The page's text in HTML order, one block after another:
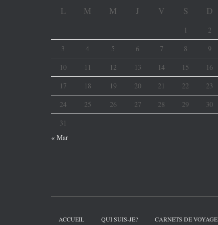
L M M J V S D
1
2
3
4 5 6 7 8
9
10
11 12 13 14 15
16
17
18 19 20 21 22
23
24
25 26 27 28 29
30
31
« Mar
ACCUEIL QUI SUIS-JE? CARNETS DE VOYAGE